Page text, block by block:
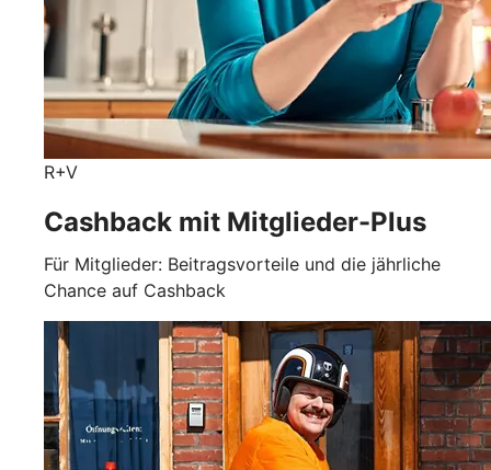
R+V
Cashback mit Mitglieder-Plus
Für Mitglieder: Beitragsvorteile und die jährliche
Chance auf Cashback